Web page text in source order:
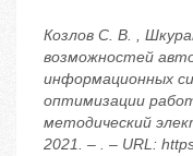
Козлов С. В. ,
возможностей
информационных
оптимизации
методический
2021. – . – URL: